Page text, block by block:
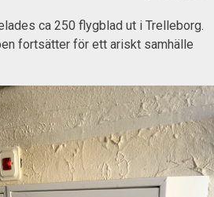
ca 250 flygblad ut i Trelleborg.
fortsätter för ett ariskt samhälle